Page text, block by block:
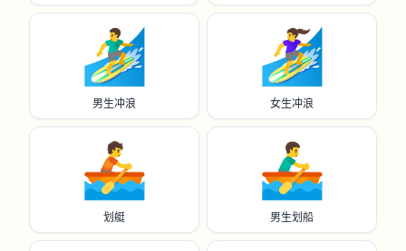
🏄‍♂️
男生冲浪
🏄‍♀️
女生冲浪
🚣
划艇
🚣‍♂️
男生划船